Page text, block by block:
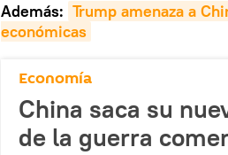
Además: Trump amenaza a
económicas
Economía
China saca su
de la guerra